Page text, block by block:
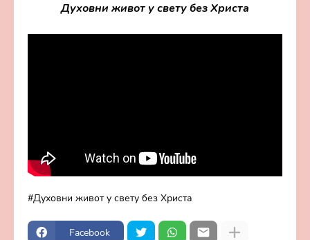
Духовни живот у свету без Христа
Духовни живот у свету без Христа
Facebook